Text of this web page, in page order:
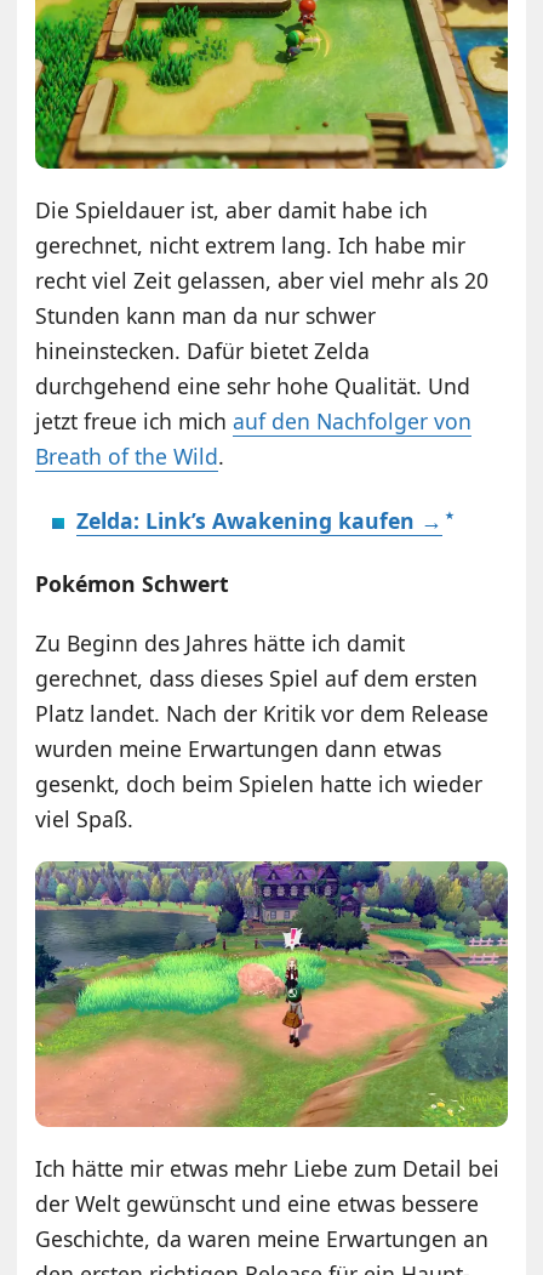
Die Spieldauer ist, aber damit habe ich
gerechnet, nicht extrem lang. Ich habe mir
recht viel Zeit gelassen, aber viel mehr als 20
Stunden kann man da nur schwer
hineinstecken. Dafür bietet Zelda
durchgehend eine sehr hohe Qualität. Und
jetzt freue ich michauf den Nachfolger von
Breath of the Wild.
Zelda: Link’s Awakening kaufen →
Pokémon Schwert
Zu Beginn des Jahres hätte ich damit
gerechnet, dass dieses Spiel auf dem ersten
Platz landet. Nach der Kritik vor dem Release
wurden meine Erwartungen dann etwas
gesenkt, doch beim Spielen hatte ich wieder
viel Spaß.
Ich hätte mir etwas mehr Liebe zum Detail bei
der Welt gewünscht und eine etwas bessere
Geschichte, da waren meine Erwartungen an